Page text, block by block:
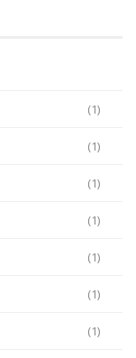
(1)
(1)
(1)
(1)
(1)
(1)
(1)